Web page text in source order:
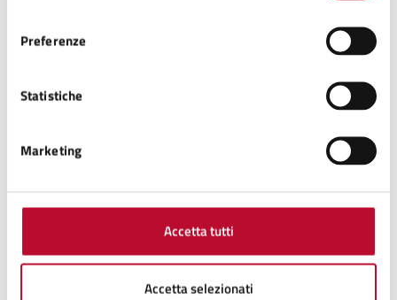
Preferenze
Statistiche
Marketing
Accetta tutti
Accetta selezionati
incontro pubblico 20/04/2024
locandina-biglietteria-2024-2
presso la sede del G.I.A.N., l’Amministrazione Comunale in
presenza di numerosi cittadini interessati, oltre ai soci G.I.A.N.,
presenta la realizzazione della nuova biglietteria con
l’illustrazione fotografica dei lavori eseguiti.